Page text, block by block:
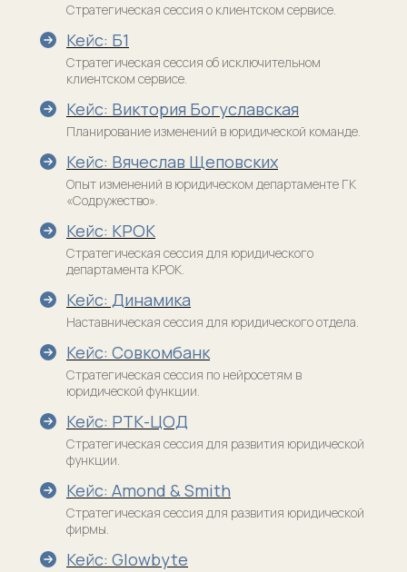
Стратегическая сессия о клиентском сервисе.
Кейс: Б1
Стратегическая сессия об исключительном
клиентском сервисе.
Кейс: Виктория Богуславская
Планирование изменений в юридической команде.
Кейс: Вячеслав Щеповских
Опыт изменений в юридическом департаменте ГК
«Содружество».
Кейс: КРОК
Стратегическая сессия для юридического
департамента КРОК.
Кейс: Динамика
Наставническая сессия для юридического отдела.
Кейс: Совкомбанк
Стратегическая сессия по нейросетям в
юридической функции.
Кейс: РТК-ЦОД
Стратегическая сессия для развития юридической
функции.
Кейс: Amond & Smith
Стратегическая сессия для развития юридической
фирмы.
Кейс: Glowbyte